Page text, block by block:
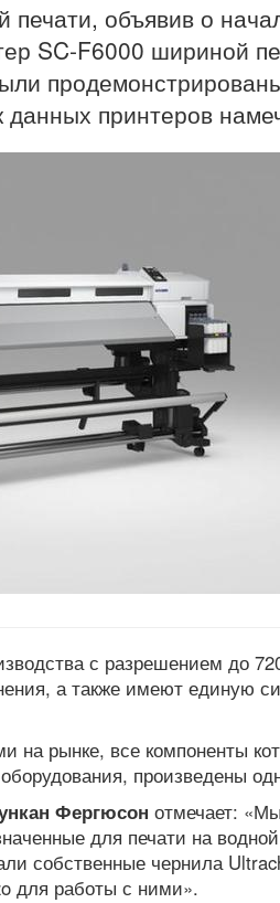
объявив о
SC-F6000 шириной
принтеров
с разрешением до
а также имеют единую
рынке, все компоненты
произведены
Фергюсон отмечает:
для печати на
собственные чернила
для работы с ними».